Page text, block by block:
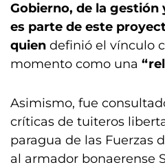
Gobierno, de la gestión
es parte de este
quien definió el vínculo
momento como una
Asimismo, fue
críticas de tuiteros
paragua de las Fuerzas
al armador bonaerense